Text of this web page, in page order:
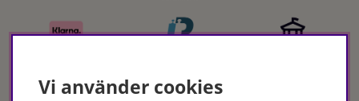
Vi använder cookies